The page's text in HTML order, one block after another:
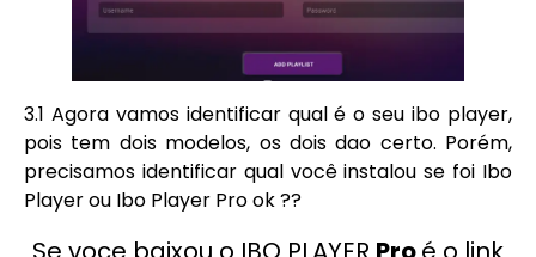
3.1 Agora vamos identificar qual é o seu ibo player,
pois tem dois modelos, os dois dao certo. Porém,
precisamos identificar qual você instalou se foi Ibo
Player ou Ibo Player Pro ok ??